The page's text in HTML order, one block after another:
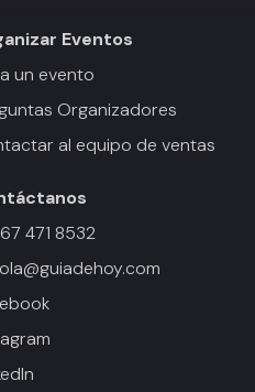
Eventos
un evento
Organizadores
al equipo de ventas
471 8532